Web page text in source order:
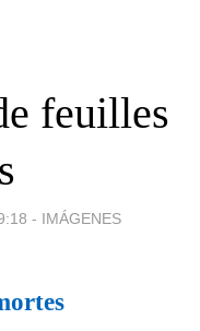
feuilles
- IMÁGENES